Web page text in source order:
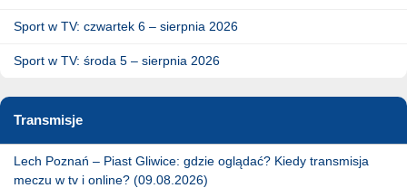
Sport w TV: czwartek 6 – sierpnia 2026
Sport w TV: środa 5 – sierpnia 2026
Transmisje
Lech Poznań – Piast Gliwice: gdzie oglądać? Kiedy transmisja
meczu w tv i online? (09.08.2026)